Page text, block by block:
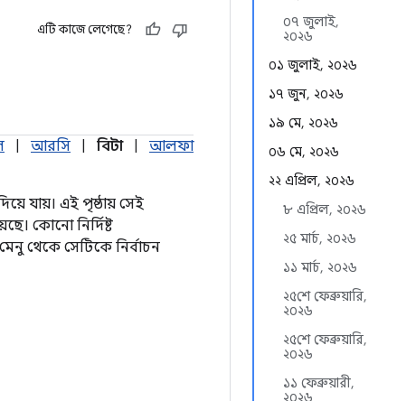
০৭ জুলাই,
২০২৬
০১ জুলাই, ২০২৬
১৭ জুন, ২০২৬
১৯ মে, ২০২৬
০৬ মে, ২০২৬
২২ এপ্রিল, ২০২৬
৮ এপ্রিল, ২০২৬
২৫ মার্চ, ২০২৬
১১ মার্চ, ২০২৬
২৫শে ফেব্রুয়ারি,
২০২৬
২৫শে ফেব্রুয়ারি,
২০২৬
১১ ফেব্রুয়ারী,
২০২৬
এটি কাজে লেগেছে?
আরসি বিটা আলফা
যায়। এই পৃষ্ঠায় সেই
কোনো নির্দিষ্ট
থেকে সেটিকে নির্বাচন